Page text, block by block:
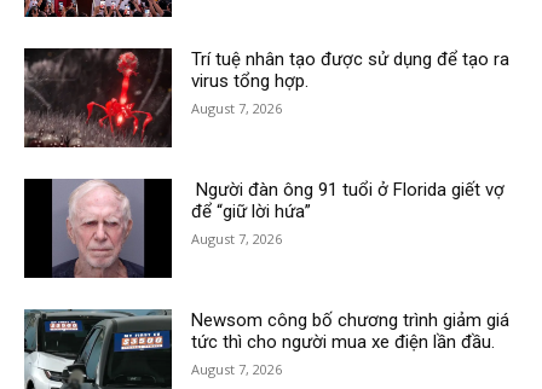
Trí tuệ nhân tạo được sử dụng để tạo ra
virus tổng hợp.
August 7, 2026
Người đàn ông 91 tuổi ở Florida giết vợ
để “giữ lời hứa”
August 7, 2026
Newsom công bố chương trình giảm giá
tức thì cho người mua xe điện lần đầu.
August 7, 2026